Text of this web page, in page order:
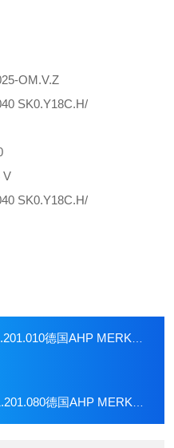
OM.V.Z
SK0.Y18C.H/
V
SK0.Y18C.H/
国AHP MERKLE默克尔标准式液压缸
国AHP MERKLE默克尔浮动支撑件